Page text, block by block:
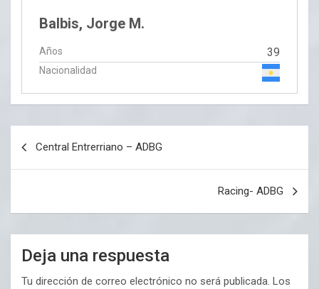
Balbis, Jorge M.
Años 39
Nacionalidad
Central Entrerriano – ADBG
Racing- ADBG
Deja una respuesta
Tu dirección de correo electrónico no será publicada. Los